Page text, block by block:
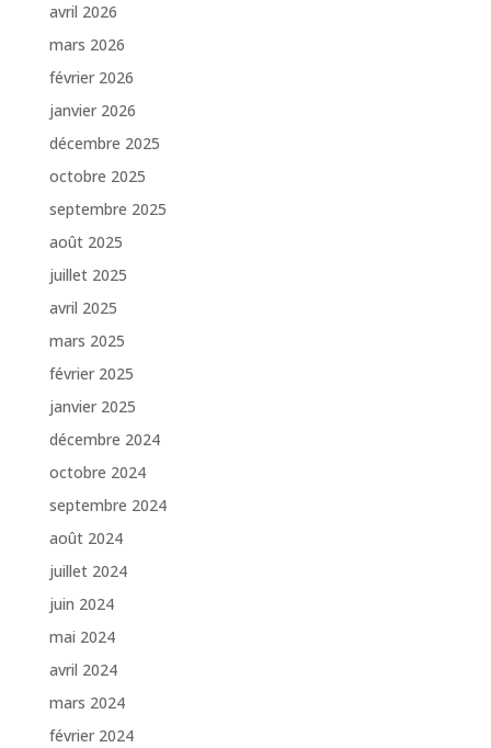
avril 2026
mars 2026
février 2026
janvier 2026
décembre 2025
octobre 2025
septembre 2025
août 2025
juillet 2025
avril 2025
mars 2025
février 2025
janvier 2025
décembre 2024
octobre 2024
septembre 2024
août 2024
juillet 2024
juin 2024
mai 2024
avril 2024
mars 2024
février 2024